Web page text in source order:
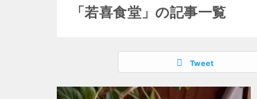
「若喜食堂」の記事一覧
Tweet